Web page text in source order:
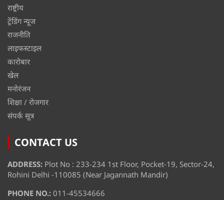
राष्ट्रीय
ट्रेंडिंग न्यूज
राजनीति
लाइफस्टाइल
कारोबार
खेल
मनोरंजन
शिक्षा / रोजगार
संपर्क सूत्र
CONTACT US
ADDRESS: Plot No : 233-234 1st Floor, Pocket-19, Sector-24,
Rohini Delhi -110085 (Near Jagannath Mandir)
PHONE NO.: 011-45534666